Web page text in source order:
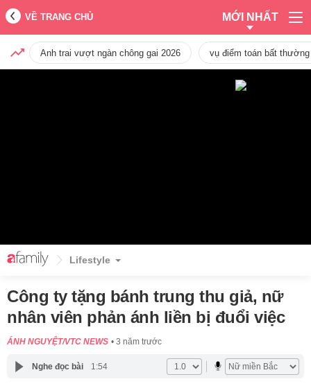
VỀ TRANG CHỦ MỚI NHẤT
Anh trai vượt ngàn chông gai 2026 vụ điểm toán bất
Lifestyle
Công ty tặng bánh trung thu giả, nữ
nhân viên phản ánh liền bị đuổi việc
ÁNH NGUYỆT/VTC NEWS 3 năm trước
Nghe đọc bài 1:54